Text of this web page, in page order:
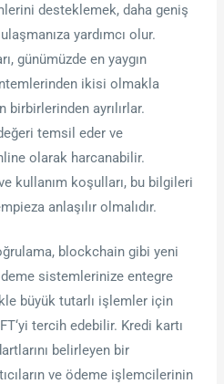
desteklemek, daha geniş
yardımcı olur.
günümüzde en yaygın
ikisi olmakla
birbirlerinden ayrılırlar.
temsil eder ve
olarak harcanabilir.
kullanım koşulları, bu bilgileri
anlaşılır olmalıdır.
blockchain gibi yeni
sistemlerinize entegre
büyük tutarlı işlemler için
tercih edebilir. Kredi kartı
belirleyen bir
ve ödeme işlemcilerinin